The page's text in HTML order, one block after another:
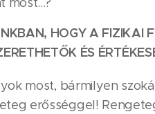
HOGY A FIZIKAI
ÉS
most, bármilyen
erősséggel!